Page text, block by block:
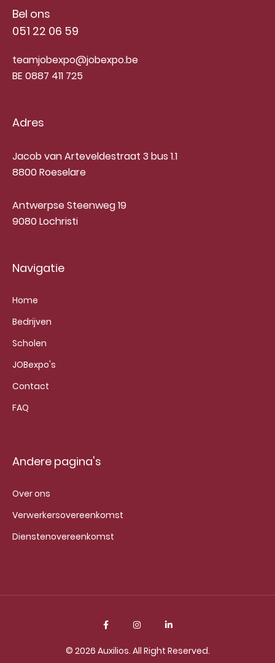
Bel ons
051 22 06 59
teamjobexpo@jobexpo.be
BE 0887 411 725
Adres
Jacob van Arteveldestraat 3 bus 1.1
8800 Roeselare
Antwerpse Steenweg 19
9080 Lochristi
Navigatie
Home
Bedrijven
Scholen
JOBexpo's
Contact
FAQ
Andere pagina's
Over ons
Verwerkersovereenkomst
Dienstenovereenkomst
© 2026 Auxilios. All Right Reserved.